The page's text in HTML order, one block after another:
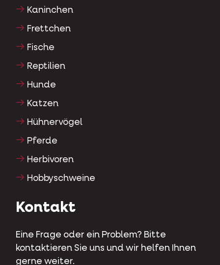
Kaninchen
Frettchen
Fische
Reptilien
Hunde
Katzen
Hühnervögel
Pferde
Herbivoren
Hobbyschweine
Kontakt
Eine Frage oder ein Problem? Bitte
kontaktieren Sie uns und wir helfen Ihnen
gerne weiter.